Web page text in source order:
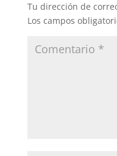
Tu dirección de
Los campos